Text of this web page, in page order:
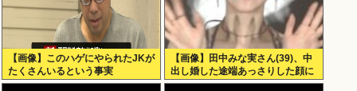
【画像】このハゲにやられたJKが
たくさんいるという事実
【画像】田中みな実さん(39)、中
出し婚した途端あっさりした顔に
なる